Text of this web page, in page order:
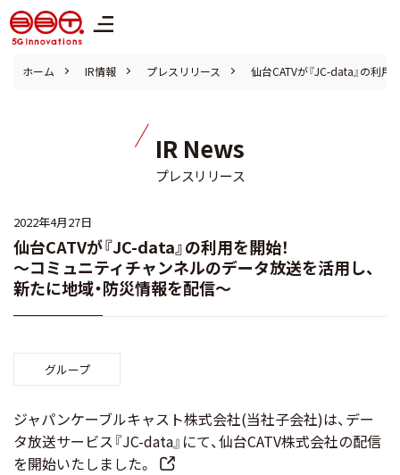
株式会社ブロードバンドタワー
ホーム IR情報 プレスリリース 仙台CATVが『JC-data』の利
IR News
プレスリリース
2022年4月27日
仙台CATVが『JC-data』の利用を開始！
～コミュニティチャンネルのデータ放送を活用し、
新たに地域・防災情報を配信～
グループ
ジャパンケーブルキャスト株式会社(当社子会社)は、デー
タ放送サービス『JC-data』にて、仙台CATV株式会社の配信
を開始いたしました。